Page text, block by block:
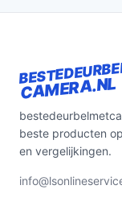
CAMERA.NL
beste producten
en vergelijkingen.